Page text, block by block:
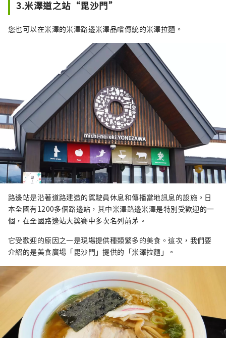
3.米澤道之站“毘沙門”
您也可以在米澤的米澤路邊米澤品嚐傳統的米澤拉麵。
路邊站是沿著道路建造的駕駛員休息和傳播當地訊息的設施。日
本全國有1200多個路邊站，其中米澤路邊米澤是特別受歡迎的一
個，在全國路邊站大獎賽中多次名列前茅。
它受歡迎的原因之一是現場提供種類繁多的美食。這次，我們要
介紹的是美食廣場「毘沙門」提供的「米澤拉麵」。